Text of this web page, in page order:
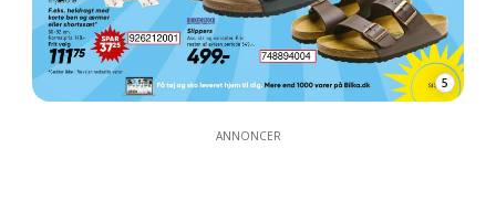
5
ANNONCER